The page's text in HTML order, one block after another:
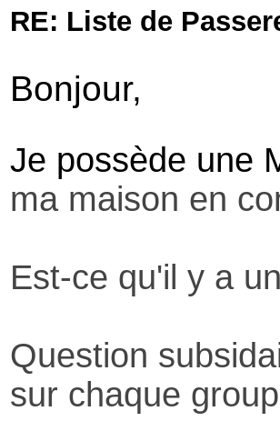
RE: Liste de
Bonjour,
Je possède une
ma maison en
Est-ce qu'il y a
Question
sur chaque